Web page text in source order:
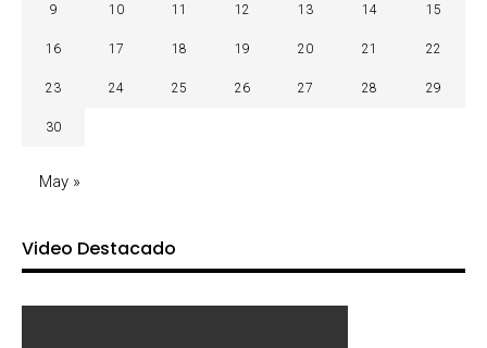
9 10 11 12 13 14 15
16 17 18 19 20 21 22
23 24 25 26 27 28 29
30
May »
Video Destacado